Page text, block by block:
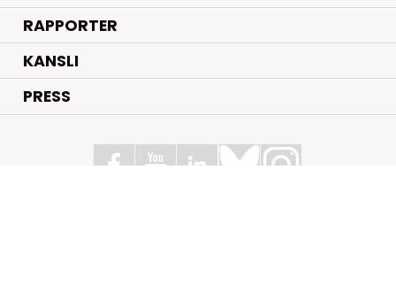
RAPPORTER
KANSLI
PRESS